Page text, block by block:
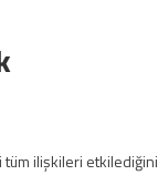
tüm ilişkileri etkilediğini